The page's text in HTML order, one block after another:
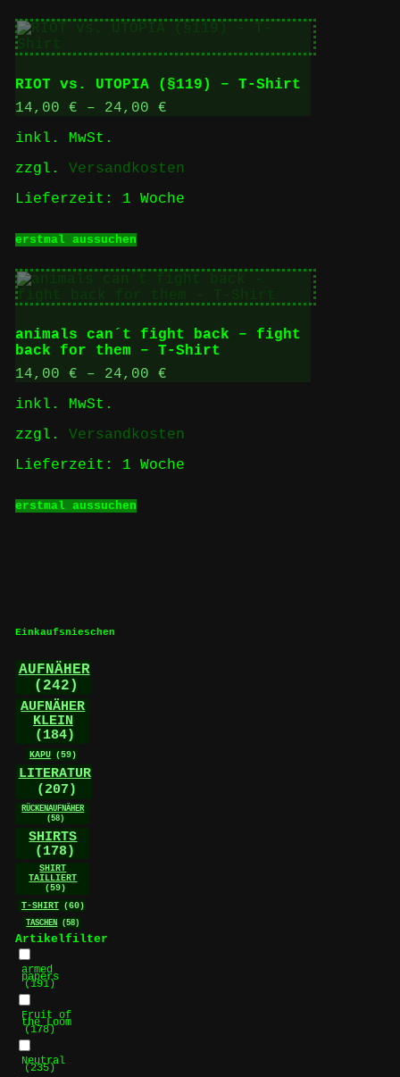
mehrere
auf.
Die
Optionen
können
gewählt
RIOT vs. UTOPIA (§119) – T-Shirt
14,00 € – 24,00 €
inkl. MwSt.
zzgl. Versandkosten
Lieferzeit: 1 Woche
erstmal aussuchenProdukt
mehrere
Varianten
auf.
Die
Optionen
können
auf
werden
animals can´t fight back – fight
back for them – T-Shirt
14,00 € – 24,00 €
inkl. MwSt.
zzgl. Versandkosten
Lieferzeit: 1 Woche
erstmal aussuchenProdukt
Einkaufsnieschen
AUFNÄHER
(242)
AUFNÄHER
KLEIN
(184)
KAPU (59)
LITERATUR
(207)
RÜCKENAUFNÄHER
(58)
SHIRTS
(178)
SHIRT
TAILLIERT
(59)
T-SHIRT (60)
TASCHEN
(58)
Artikelfilter
armed
papers
(191)
Fruit of
the Loom
(178)
Neutral
(235)